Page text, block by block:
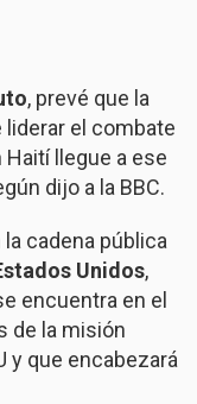
, prevé que la
el combate
llegue a ese
dijo a la BBC.
cadena pública
Unidos,
encuentra en el
de la misión
y que encabezará